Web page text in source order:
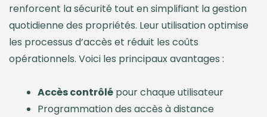
renforcent la sécurité tout en simplifiant la gestion
quotidienne des propriétés. Leur utilisation optimise
les processus d’accès et réduit les coûts
opérationnels. Voici les principaux avantages :
Accès contrôlé pour chaque utilisateur
Programmation des accès à distance